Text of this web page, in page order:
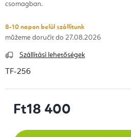
csomagban.
8-10 napon belül szállítunk
27.08.2026
Szállítási lehetőségek
TF-256
Ft18 400